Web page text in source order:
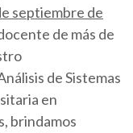
septiembre de
de más de
de Sistemas
en
brindamos